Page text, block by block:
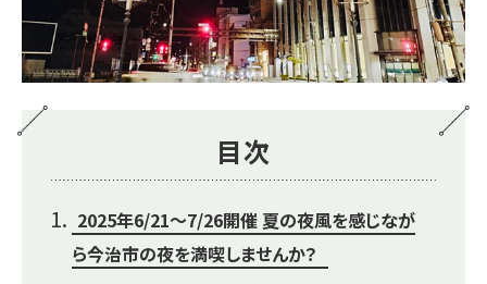
目次
2025年6/21～7/26開催 夏の夜風を感じなが
ら今治市の夜を満喫しませんか？